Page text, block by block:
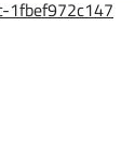
1fbef972c147